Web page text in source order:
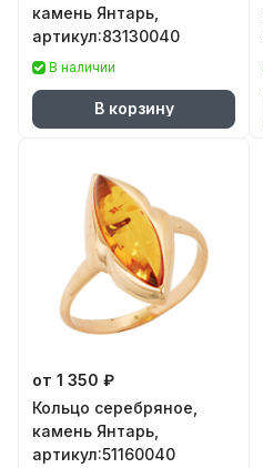
камень Янтарь,
артикул:83130040
В наличии
В корзину
от 1 350 ₽
Кольцо серебряное,
камень Янтарь,
артикул:51160040